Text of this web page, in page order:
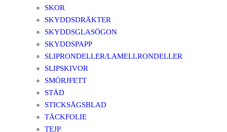
SKOR
SKYDDSDRÄKTER
SKYDDSGLASÖGON
SKYDDSPAPP
SLIPRONDELLER/LAMELLRONDELLER
SLIPSKIVOR
SMÖRJFETT
STÄD
STICKSÅGSBLAD
TÄCKFOLIE
TEJP